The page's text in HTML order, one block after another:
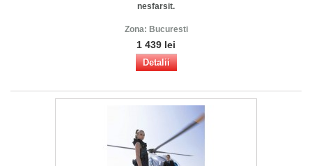
nesfarsit.
Zona: Bucuresti
1 439 lei
Detalii